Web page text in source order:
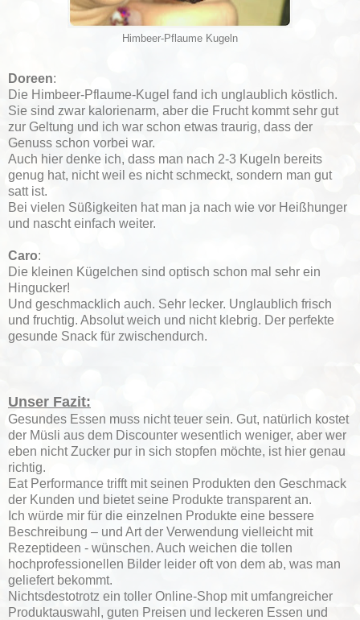
Himbeer-Pflaume Kugeln
Doreen:
Die Himbeer-Pflaume-Kugel fand ich unglaublich köstlich.
Sie sind zwar kalorienarm, aber die Frucht kommt sehr gut
zur Geltung und ich war schon etwas traurig, dass der
Genuss schon vorbei war.
Auch hier denke ich, dass man nach 2-3 Kugeln bereits
genug hat, nicht weil es nicht schmeckt, sondern man gut
satt ist.
Bei vielen Süßigkeiten hat man ja nach wie vor Heißhunger
und nascht einfach weiter.
Caro:
Die kleinen Kügelchen sind optisch schon mal sehr ein
Hingucker!
Und geschmacklich auch. Sehr lecker. Unglaublich frisch
und fruchtig. Absolut weich und nicht klebrig. Der perfekte
gesunde Snack für zwischendurch.
Unser Fazit:
Gesundes Essen muss nicht teuer sein. Gut, natürlich kostet
der Müsli aus dem Discounter wesentlich weniger, aber wer
eben nicht Zucker pur in sich stopfen möchte, ist hier genau
richtig.
Eat Performance trifft mit seinen Produkten den Geschmack
der Kunden und bietet seine Produkte transparent an.
Ich würde mir für die einzelnen Produkte eine bessere
Beschreibung – und Art der Verwendung vielleicht mit
Rezeptideen - wünschen. Auch weichen die tollen
hochprofessionellen Bilder leider oft von dem ab, was man
geliefert bekommt.
Nichtsdestotrotz ein toller Online-Shop mit umfangreicher
Produktauswahl, guten Preisen und leckeren Essen und